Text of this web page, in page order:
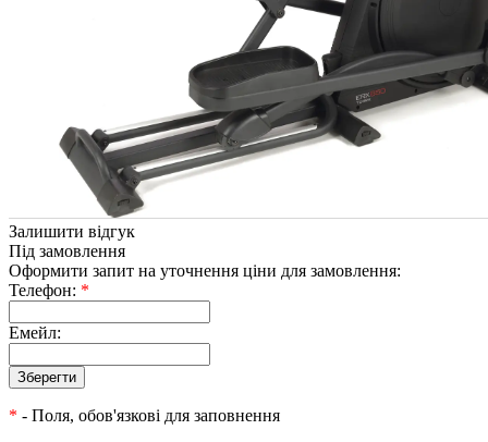
Залишити відгук
Під замовлення
Оформити запит на уточнення ціни для замовлення:
Телефон: *
Емейл:
* - Поля, обов'язкові для заповнення